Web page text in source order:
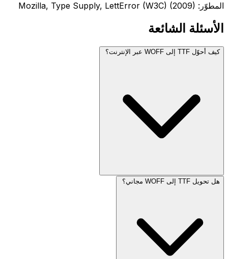
المطوّر: Mozilla, Type Supply, LettError (W3C) (2009)
الأسئلة الشائعة
كيف أحوّل TTF إلى WOFF عبر الإنترنت؟
هل تحويل TTF إلى WOFF مجاني؟